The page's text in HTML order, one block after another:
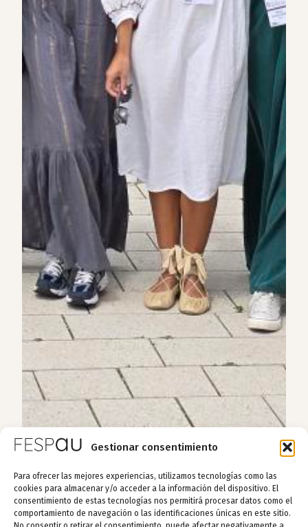
Gestionar consentimiento
Para ofrecer las mejores experiencias, utilizamos tecnologías como las
cookies para almacenar y/o acceder a la información del dispositivo. El
consentimiento de estas tecnologías nos permitirá procesar datos como el
comportamiento de navegación o las identificaciones únicas en este sitio.